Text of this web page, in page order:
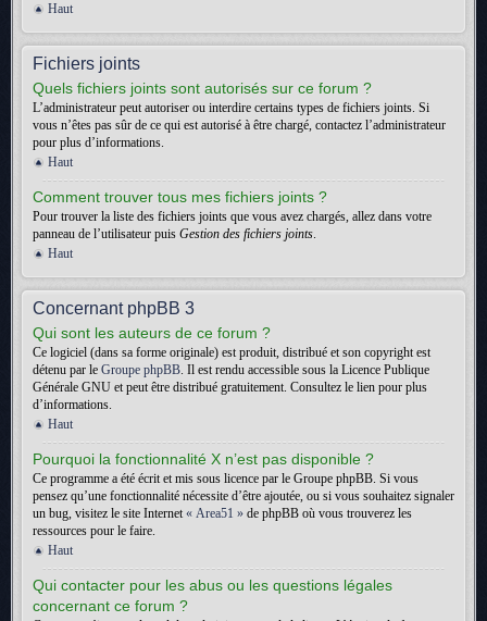
Haut
Fichiers joints
Quels fichiers joints sont autorisés sur ce forum ?
L’administrateur peut autoriser ou interdire certains types de fichiers joints. Si
vous n’êtes pas sûr de ce qui est autorisé à être chargé, contactez l’administrateur
pour plus d’informations.
Haut
Comment trouver tous mes fichiers joints ?
Pour trouver la liste des fichiers joints que vous avez chargés, allez dans votre
panneau de l’utilisateur puis Gestion des fichiers joints.
Haut
Concernant phpBB 3
Qui sont les auteurs de ce forum ?
Ce logiciel (dans sa forme originale) est produit, distribué et son copyright est
détenu par le Groupe phpBB. Il est rendu accessible sous la Licence Publique
Générale GNU et peut être distribué gratuitement. Consultez le lien pour plus
d’informations.
Haut
Pourquoi la fonctionnalité X n’est pas disponible ?
Ce programme a été écrit et mis sous licence par le Groupe phpBB. Si vous
pensez qu’une fonctionnalité nécessite d’être ajoutée, ou si vous souhaitez signaler
un bug, visitez le site Internet« Area51 » de phpBB où vous trouverez les
ressources pour le faire.
Haut
Qui contacter pour les abus ou les questions légales
concernant ce forum ?